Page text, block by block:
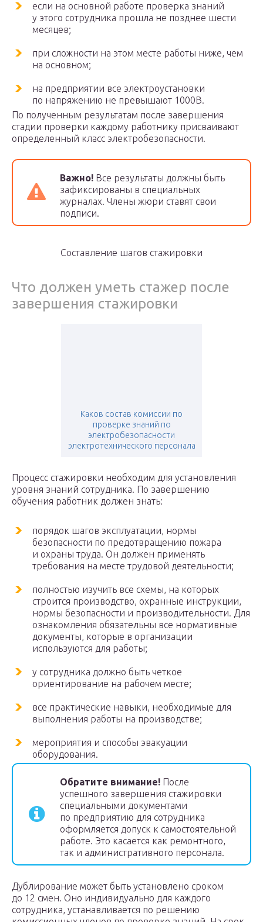
если на основной работе проверка знаний
у этого сотрудника прошла не позднее шести
месяцев;
при сложности на этом месте работы ниже, чем
на основном;
на предприятии все электроустановки
по напряжению не превышают 1000В.
По полученным результатам после завершения
стадии проверки каждому работнику присваивают
определенный класс электробезопасности.
Важно! Все результаты должны быть
зафиксированы в специальных
журналах. Члены жюри ставят свои
подписи.
Составление шагов стажировки
Что должен уметь стажер после
завершения стажировки
Каков состав комиссии по
проверке знаний по
электробезопасности
электротехнического персонала
Процесс стажировки необходим для установления
уровня знаний сотрудника. По завершению
обучения работник должен знать:
порядок шагов эксплуатации, нормы
безопасности по предотвращению пожара
и охраны труда. Он должен применять
требования на месте трудовой деятельности;
полностью изучить все схемы, на которых
строится производство, охранные инструкции,
нормы безопасности и производительности. Для
ознакомления обязательны все нормативные
документы, которые в организации
используются для работы;
у сотрудника должно быть четкое
ориентирование на рабочем месте;
все практические навыки, необходимые для
выполнения работы на производстве;
мероприятия и способы эвакуации
оборудования.
Обратите внимание! После
успешного завершения стажировки
специальными документами
по предприятию для сотрудника
оформляется допуск к самостоятельной
работе. Это касается как ремонтного,
так и административного персонала.
Дублирование может быть установлено сроком
до 12 смен. Оно индивидуально для каждого
сотрудника, устанавливается по решению